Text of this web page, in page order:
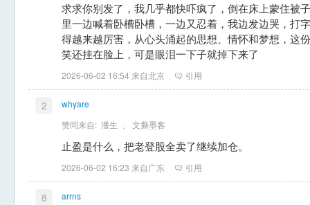
求求你别发了，我几乎都快吓疯了，倒在床上蒙住被
里一边喊着卧槽卧槽，一边又忍着，我边发边哭，打
得越来越厉害，从心头涌起的思想、情怀和梦想，这
笑还挂在脸上，可是眼泪一下子就掉下来了
2026-06-02 16:54 来自北京 引用
2
whyare
赞同来自: 潘生 文撕墨客
止盈是什么，把老登股全卖了继续加仓。
2026-06-02 16:23 来自广东 引用
8
arrns